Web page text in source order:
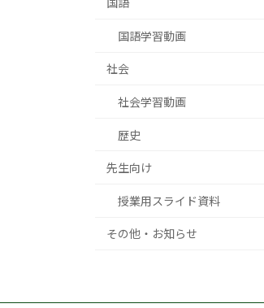
国語
国語学習動画
社会
社会学習動画
歴史
先生向け
授業用スライド資料
その他・お知らせ